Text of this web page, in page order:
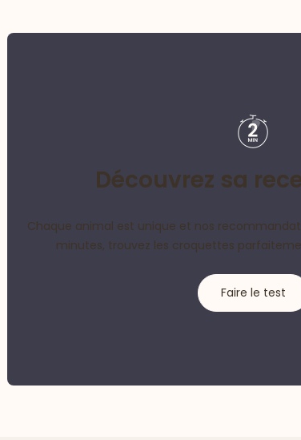
Découvrez sa
Chaque animal est unique et nos
minutes, trouvez les croquettes
Faire le test